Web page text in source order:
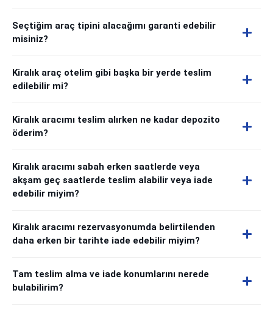
Seçtiğim araç tipini alacağımı garanti edebilir
misiniz?
Kiralık araç otelim gibi başka bir yerde teslim
edilebilir mi?
Kiralık aracımı teslim alırken ne kadar depozito
öderim?
Kiralık aracımı sabah erken saatlerde veya
akşam geç saatlerde teslim alabilir veya iade
edebilir miyim?
Kiralık aracımı rezervasyonumda belirtilenden
daha erken bir tarihte iade edebilir miyim?
Tam teslim alma ve iade konumlarını nerede
bulabilirim?